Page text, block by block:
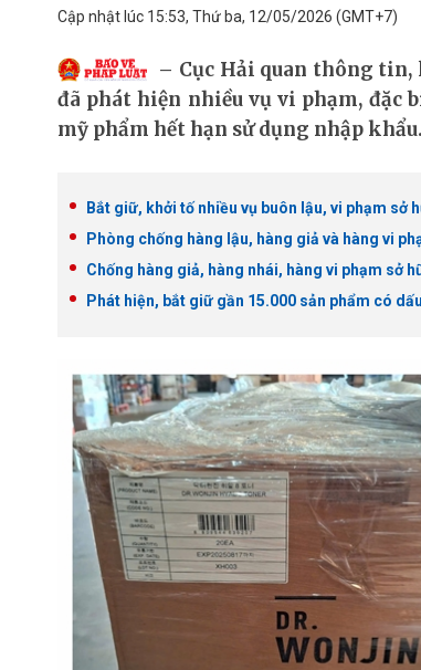
Cập nhật lúc 15:53, Thứ ba, 12/05/2026 (GMT+7)
Cục Hải quan thông
đã phát hiện nhiều vụ vi phạm, đặc
mỹ phẩm hết hạn sử dụng nhập khẩu.
Bắt giữ, khởi tố nhiều vụ buôn lậu, vi phạm sở
Phòng chống hàng lậu, hàng giả và hàng vi
Chống hàng giả, hàng nhái, hàng vi phạm
Phát hiện, bắt giữ gần 15.000 sản phẩm có